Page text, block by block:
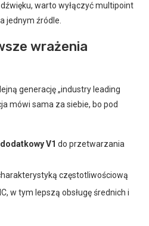
warto wyłączyć multipoint
jednym źródle.
wrażenia
generację „industry leading
mówi sama za siebie, bo pod
dodatkowy V1 do przetwarzania
częstotliwościową
w tym lepszą obsługę średnich i